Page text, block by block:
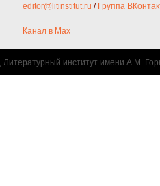
editor@litinstitut.ru / Группа
Канал в Max
институт имени А.М.